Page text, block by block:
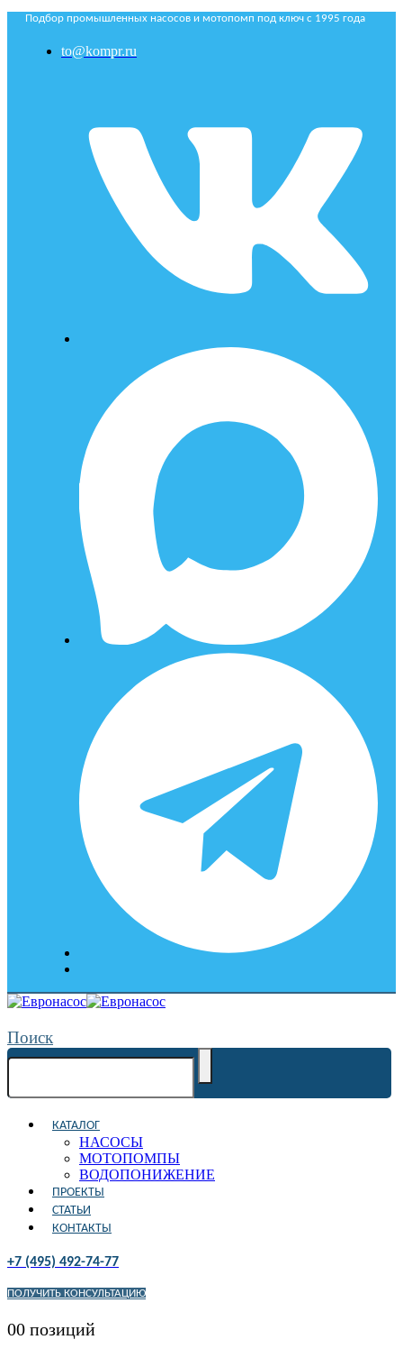
Подбор промышленных насосов и мотопомп под ключ с 1995 года
to@kompr.ru
Поиск
КАТАЛОГ
НАСОСЫ
МОТОПОМПЫ
ВОДОПОНИЖЕНИЕ
ПРОЕКТЫ
СТАТЬИ
КОНТАКТЫ
+7 (495) 492-74-77
ПОЛУЧИТЬ КОНСУЛЬТАЦИЮ
00 позиций